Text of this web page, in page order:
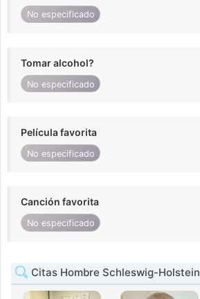
No especificado
Tomar alcohol?
No especificado
Película favorita
No especificado
Canción favorita
No especificado
Citas Hombre Schleswig-Holstein